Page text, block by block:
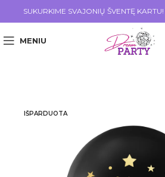
SUKURKIME SVAJONIŲ ŠVENTĘ KARTU!
MENIU
IŠPARDUOTA